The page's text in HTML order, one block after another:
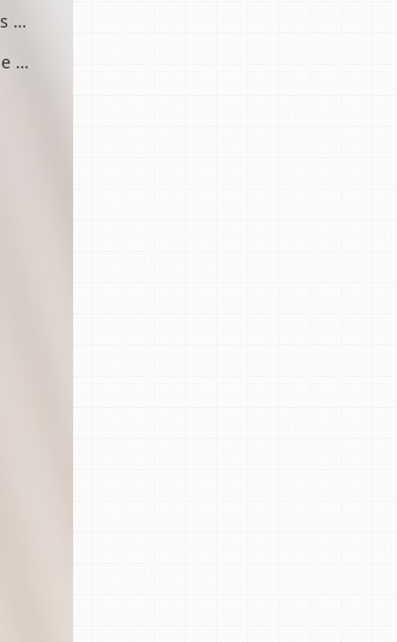
Hermes Agent 官方文档解读 vs OpenClaw
LLM Personal Knowledge Base Pattern (Karpathy)